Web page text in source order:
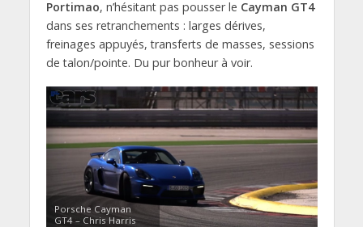
Portimao, n’hésitant pas pousser le Cayman GT4
dans ses retranchements : larges dérives,
freinages appuyés, transferts de masses, sessions
de talon/pointe. Du pur bonheur à voir.
Porsche Cayman
GT4 – Chris Harris